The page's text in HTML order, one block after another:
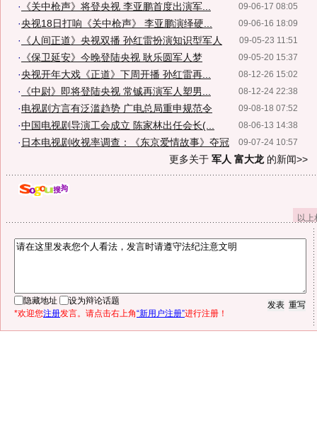
09-06-17 08:05
· 《关中枪声》将登央视 李亚鹏首度出演军...
09-06-16 18:09
·央视18日打响《关中枪声》 李亚鹏演绎硬...
09-05-23 11:51
· 《人间正道》央视双播 孙红雷扮演知识型军人
09-05-20 15:37
· 《保卫延安》今晚登陆央视 耿乐圆军人梦
08-12-26 15:02
·央视开年大戏《正道》下周开播 孙红雷再...
08-12-24 22:38
· 《中尉》即将登陆央视 常铖再演军人塑男...
09-08-18 07:52
·电视剧方言有泛滥趋势 广电总局重申规范令
08-06-13 14:38
·中国电视剧导演工会成立 陈家林出任会长(...
09-07-24 10:57
· 日本电视剧收视率调查：《东京爱情故事》夺冠
更多关于 军人 富大龙 的新闻>>
以
隐藏地址
设为辩论话题
*欢迎您注册发言。请点击右上角“新用户注册”进行注册！